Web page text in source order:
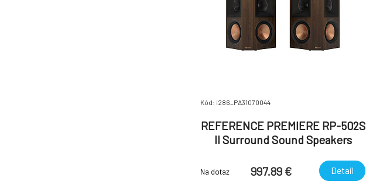
Kód: i286_PA31070044
REFERENCE PREMIERE RP-502S
II Surround Sound Speakers
Na dotaz 997.89 € Detail